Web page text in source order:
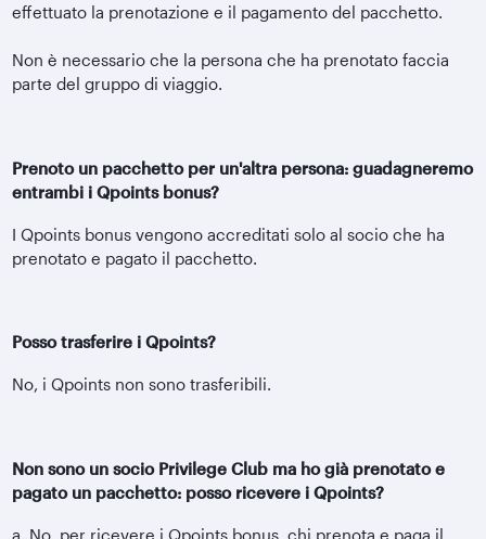
effettuato la prenotazione e il pagamento del pacchetto.
Non è necessario che la persona che ha prenotato faccia
parte del gruppo di viaggio.
Prenoto un pacchetto per un'altra persona: guadagneremo
entrambi i Qpoints bonus?
I Qpoints bonus vengono accreditati solo al socio che ha
prenotato e pagato il pacchetto.
Posso trasferire i Qpoints?
No, i Qpoints non sono trasferibili.
Non sono un socio Privilege Club ma ho già prenotato e
pagato un pacchetto: posso ricevere i Qpoints?
a. No, per ricevere i Qpoints bonus, chi prenota e paga il